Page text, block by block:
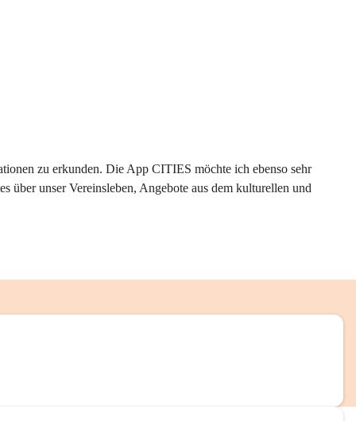
zu erkunden. Die App CITIES möchte ich ebenso sehr
über unser Vereinsleben, Angebote aus dem kulturellen und